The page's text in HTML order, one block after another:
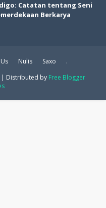
Catatan tentang Seni
Berkarya
Nulis Saxo
.
| Distributed by Free Blogger